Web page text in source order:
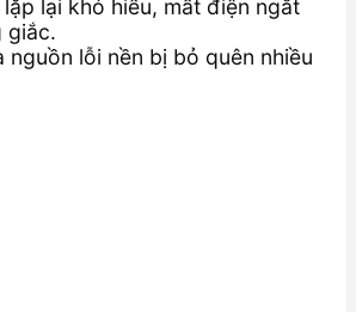
lặp lại khó hiểu, mất điện ngắt
giắc.
nguồn lỗi nền bị bỏ quên nhiều